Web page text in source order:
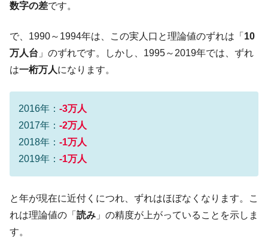
『Money1』
JPモルガン「韓国レバレッジETFの清算は
ほぼ終わった」
発。
『Money1』
韓国政府「ニセＫ-ブランドを通報しようキ
ャンペーン」⇒ あの名物教授も登場！
『Money1』
韓国「橋が落ちました」⇒ 耐久性「なさす
ぎ」では。
『Money1』
韓国鉄鋼最大手『POSCO』ズブズブ沈む。
営業利益80.2％も減少
『Money1』
米国下院「韓国の公務員個人をターゲット
する差別。許してはおかぬ
数字の差です。
で、1990～1994年は、この実人口と理論値のずれは「 10
万人台 」のずれです。しかし、1995～2019年では、ずれ
は一桁万人になります。
2016年： -3万人
2017年： -2万人
2018年： -1万人
2019年： -1万人
と年が現在に近付くにつれ、ずれはほぼなくなります。こ
れは理論値の「 読み 」の精度が上がっていることを示しま
す。